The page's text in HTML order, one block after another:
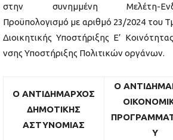
στην συνημμένη Μελέτη-
Προϋπολογισμό με αριθμό 23/2024 του
Διοικητικής Υποστήριξης Ε’
νσης Υποστήριξης Πολιτικών οργάνων.
Ο ΑΝΤΙΔΗΜΑΡΧΟΣ
ΔΗΜΟΤΙΚΗΣ
ΑΣΤΥΝΟΜΙΑΣ
Ο
Υ